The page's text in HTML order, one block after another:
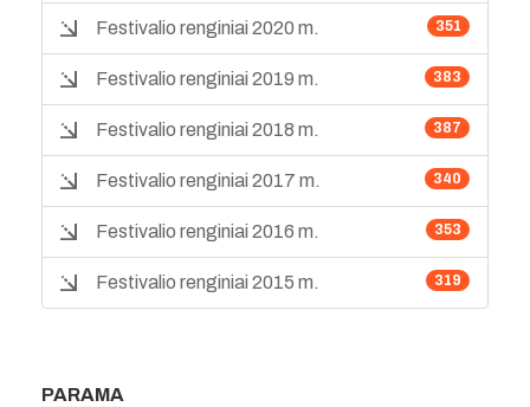
351
Festivalio renginiai 2020 m.
383
Festivalio renginiai 2019 m.
387
Festivalio renginiai 2018 m.
340
Festivalio renginiai 2017 m.
353
Festivalio renginiai 2016 m.
319
Festivalio renginiai 2015 m.
PARAMA